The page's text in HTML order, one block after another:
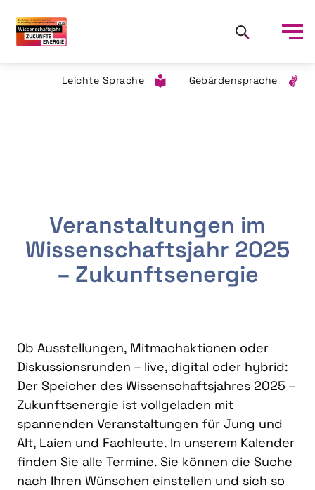
Leichte Sprache Gebärdensprache
Veranstaltungen im
Wissenschaftsjahr 2025
– Zukunftsenergie
Ob Ausstellungen, Mitmachaktionen oder
Diskussionsrunden – live, digital oder hybrid:
Der Speicher des Wissenschaftsjahres 2025 –
Zukunftsenergie ist vollgeladen mit
spannenden Veranstaltungen für Jung und
Alt, Laien und Fachleute. In unserem Kalender
finden Sie alle Termine. Sie können die Suche
nach Ihren Wünschen einstellen und sich so